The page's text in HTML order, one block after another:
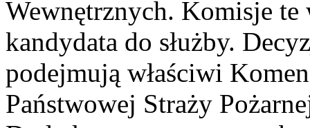
Wewnętrznych. Komisje te
kandydata do służby.
podejmują właściwi
Państwowej Straży